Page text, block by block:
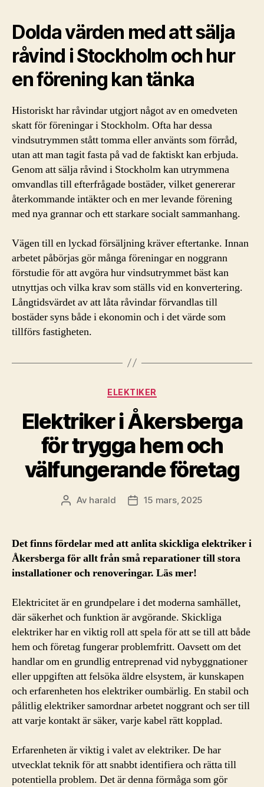
Dolda värden med att sälja
råvind i Stockholm och hur
en förening kan tänka
Historiskt har råvindar utgjort något av en omedveten
skatt för föreningar i Stockholm. Ofta har dessa
vindsutrymmen stått tomma eller använts som förråd,
utan att man tagit fasta på vad de faktiskt kan erbjuda.
Genom att sälja råvind i Stockholm kan utrymmena
omvandlas till efterfrågade bostäder, vilket genererar
återkommande intäkter och en mer levande förening
med nya grannar och ett starkare socialt sammanhang.
Vägen till en lyckad försäljning kräver eftertanke. Innan
arbetet påbörjas gör många föreningar en noggrann
förstudie för att avgöra hur vindsutrymmet bäst kan
utnyttjas och vilka krav som ställs vid en konvertering.
Långtidsvärdet av att låta råvindar förvandlas till
bostäder syns både i ekonomin och i det värde som
tillförs fastigheten.
Kategorier
ELEKTIKER
Elektriker i Åkersberga
för trygga hem och
välfungerande företag
Inläggsförfattare
Av harald Inläggsdatum
15 mars, 2025
Det finns fördelar med att anlita skickliga elektriker i
Åkersberga för allt från små reparationer till stora
installationer och renoveringar. Läs mer!
Elektricitet är en grundpelare i det moderna samhället,
där säkerhet och funktion är avgörande. Skickliga
elektriker har en viktig roll att spela för att se till att både
hem och företag fungerar problemfritt. Oavsett om det
handlar om en grundlig entreprenad vid nybyggnationer
eller uppgiften att felsöka äldre elsystem, är kunskapen
och erfarenheten hos elektriker oumbärlig. En stabil och
pålitlig elektriker samordnar arbetet noggrant och ser till
att varje kontakt är säker, varje kabel rätt kopplad.
Erfarenheten är viktig i valet av elektriker. De har
utvecklat teknik för att snabbt identifiera och rätta till
potentiella problem. Det är denna förmåga som gör